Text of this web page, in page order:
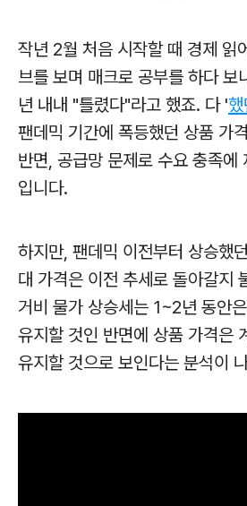
작년 2월 처음 시작할 때 경제 읽
브를 보며 매크로 공부를 하다 보
년 내내 "틀렸다"라고 했죠. 다 '했
팬데믹 기간에 폭등했던 상품 가
반면, 공급망 문제로 수요 충족에
입니다.
하지만, 팬데믹 이전부터 상승했
대 가격은 이전 추세로 돌아갈지
거비 물가 상승세는 1~2년 동안
유지할 것인 반면에 상품 가격은
유지할 것으로 보인다는 분석이